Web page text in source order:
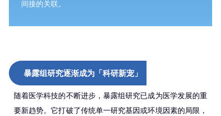
间接的关联。
暴露组研究逐渐成为「科研新宠」
随着医学科技的不断进步，暴露组研究已成为医学发展的重
要新趋势。它打破了传统单一研究基因或环境因素的局限，